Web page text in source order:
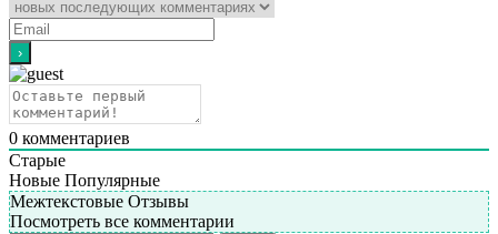
0 комментариев
Старые
Новые Популярные
Межтекстовые Отзывы
Посмотреть все комментарии